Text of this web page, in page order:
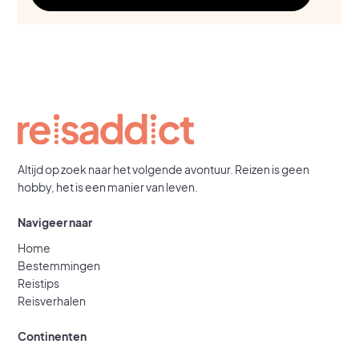
Altijd op zoek naar het volgende avontuur. Reizen is geen
hobby, het is een manier van leven.
Navigeer naar
Home
Bestemmingen
Reistips
Reisverhalen
Continenten